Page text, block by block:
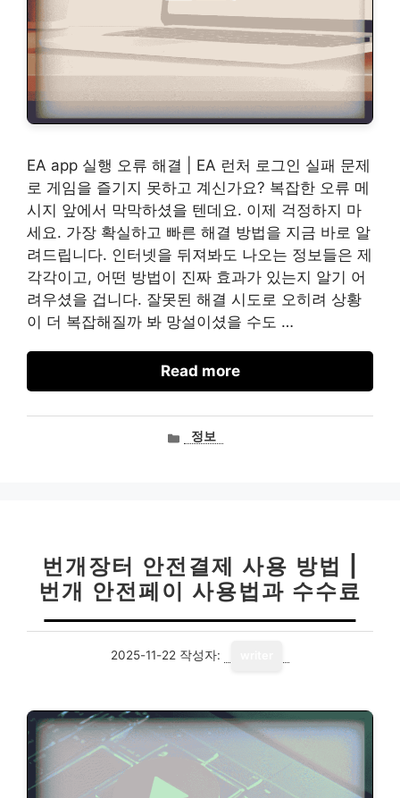
EA app 실행 오류 해결 | EA 런처 로그인 실패 문제
로 게임을 즐기지 못하고 계신가요? 복잡한 오류 메
시지 앞에서 막막하셨을 텐데요. 이제 걱정하지 마
세요. 가장 확실하고 빠른 해결 방법을 지금 바로 알
려드립니다. 인터넷을 뒤져봐도 나오는 정보들은 제
각각이고, 어떤 방법이 진짜 효과가 있는지 알기 어
려우셨을 겁니다. 잘못된 해결 시도로 오히려 상황
이 더 복잡해질까 봐 망설이셨을 수도 …
Read more
카정보
번개장터 안전결제 사용 방법 |
번개 안전페이 사용법과 수수료
2025-11-22 작성자: